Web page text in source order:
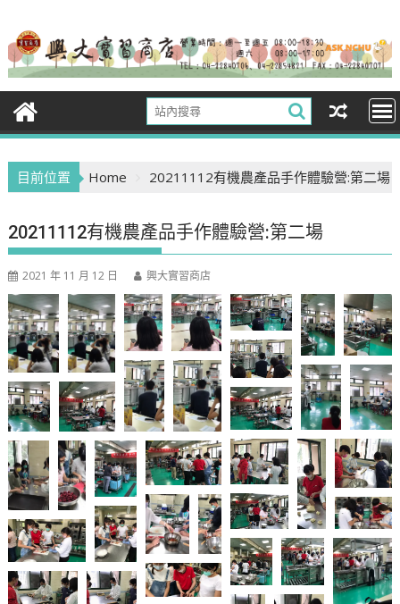
content
目前位置 Home 20211112有機農產品手作體驗營:第二場
20211112有機農產品手作體驗營:第二場
2021 年 11 月 12 日 興大實習商店